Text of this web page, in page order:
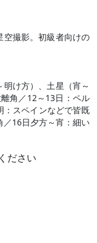
空撮影。初級者向けの
け方）、土星（宵～
角／12～13日：ペル
：スペインなどで皆既
／16日夕方～宵：細い
ださい